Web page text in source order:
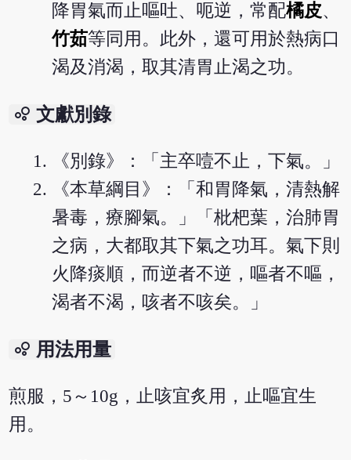
降胃氣而止嘔吐、呃逆，常配橘皮、
竹茹等同用。此外，還可用於熱病口
渴及消渴，取其清胃止渴之功。
bubble_chart 文獻別錄
《別錄》：「主卒噎不止，下氣。」
《本草綱目》：「和胃降氣，清熱解
暑毒，療腳氣。」「枇杷葉，治肺胃
之病，大都取其下氣之功耳。氣下則
火降痰順，而逆者不逆，嘔者不嘔，
渴者不渴，咳者不咳矣。」
bubble_chart 用法用量
煎服，5～10g，止咳宜炙用，止嘔宜生
用。